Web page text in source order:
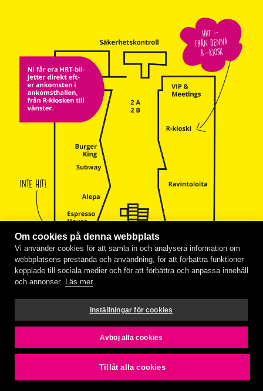
Om cookies på denna webbplats
Vi använder cookies för att samla in och analysera information om
webbplatsens prestanda och användning, för att förbättra funktioner
kopplade till sociala medier och för att förbättra och anpassa innehåll
och annonser. Läs mer
Inställningar för cookies
Avböj alla cookies
Tillåt alla cookies
Båtresor
Båtar eller färjor använder enbart åländska grupper
som reser till Helsingfors. Information om